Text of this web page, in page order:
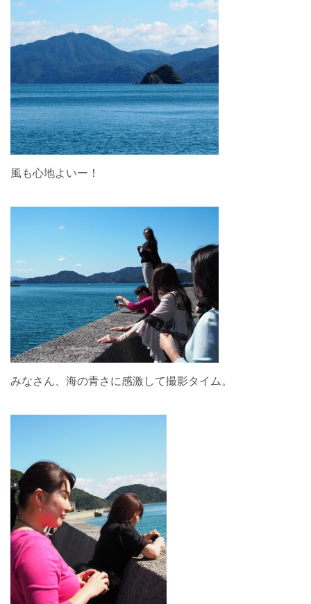
風も心地よいー！
みなさん、海の青さに感激して撮影タイム。